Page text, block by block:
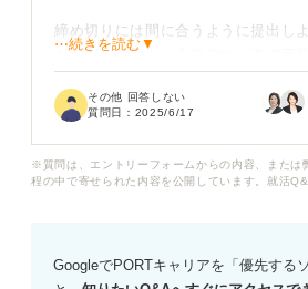
締め切りには間に合うように提出し
ギリギリの提出は企業側に「準備不
す。
者の評価を変えることはあるのでし
⋯続きを読む▼
その他 回答しない
質問日： 2025/6/17
※質問は、エントリーフォームからの内容、または
程の中で寄せられた内容を公開しています。就活
GoogleでPORTキャリアを「優先する